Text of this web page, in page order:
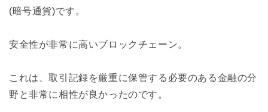
(暗号通貨)です。
安全性が非常に高いブロックチェーン。
これは、取引記録を厳重に保管する必要のある金融の分
野と非常に相性が良かったのです。